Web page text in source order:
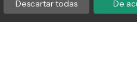
que transformarán tu salud y